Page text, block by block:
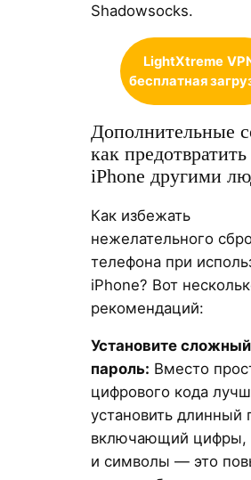
Shadowsocks.
LightXtreme
бесплатная
Дополнительные
как
iPhone другими
Как избежать
нежелательного
телефона при
iPhone? Вот
рекомендаций:
Установите сложный
пароль: Вместо
цифрового кода
установить длинный
включающий цифры,
и символы — это